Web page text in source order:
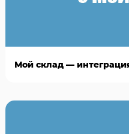
Мой склад —